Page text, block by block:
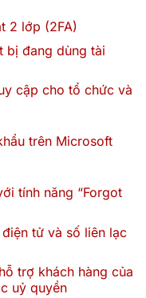
2 lớp (2FA)
bị đang dùng tài
cập cho tổ chức và
trên Microsoft
tính năng “Forgot
tử và số liên lạc
trợ khách hàng của
uỷ quyền